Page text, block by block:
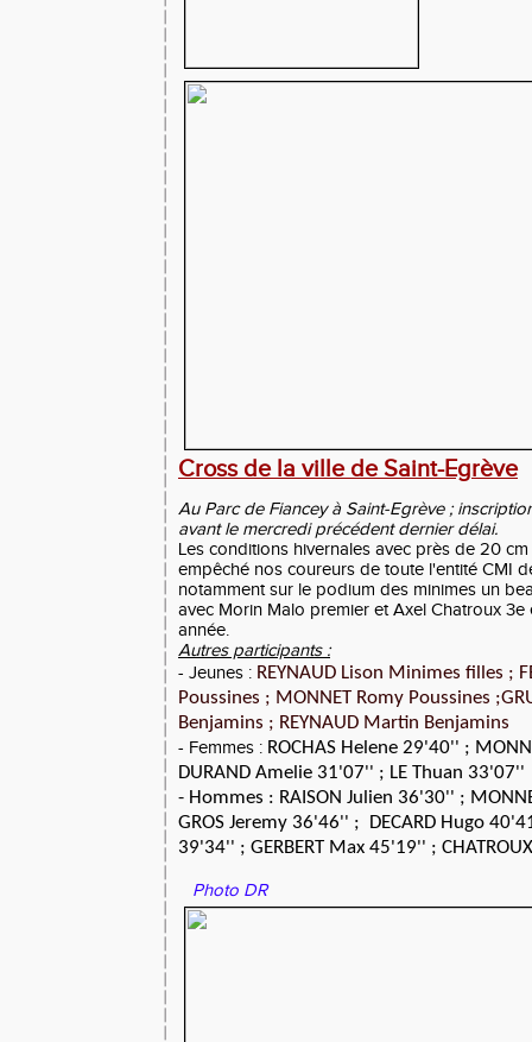
Cross de la ville de Saint-Egrève
Au Parc de Fiancey à Saint-Egrève ;
avant le mercredi précédent dernier délai.
Les conditions hivernales avec près de 20
empêché nos coureurs de toute l'entité CMI
notamment sur le podium des minimes un
avec Morin Malo premier et Axel Chatroux 3e
année.
Autres participants :
- Jeunes : REYNAUD Lison Minimes filles ;
Poussines ; MONNET Romy Poussines ;
Benjamins ; REYNAUD Martin Benjamins
- Femmes : ROCHAS Helene 29'40'' ;
DURAND Amelie 31'07'' ; LE Thuan
- Hommes : RAISON Julien 36'30'' ;
GROS Jeremy 36'46'' ; DECARD Hugo
39'34'' ; GERBERT Max 45'19'' ;
Photo DR